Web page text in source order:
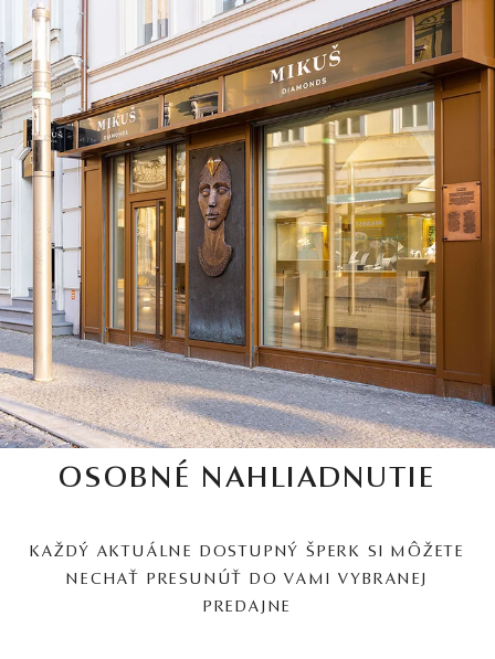
OSOBNÉ NAHLIADNUTIE
KAŽDÝ AKTUÁLNE DOSTUPNÝ ŠPERK SI MÔŽETE
NECHAŤ PRESUNÚŤ DO VAMI VYBRANEJ
PREDAJNE